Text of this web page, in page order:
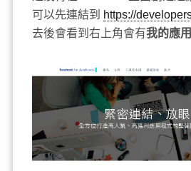
可以先連結到 https://
去後會看到右上角會有我的應